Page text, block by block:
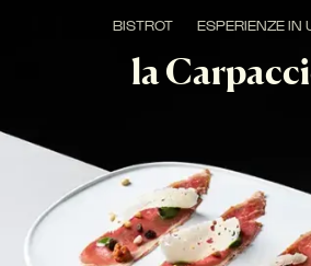
BISTROT ESPERIENZE IN
la